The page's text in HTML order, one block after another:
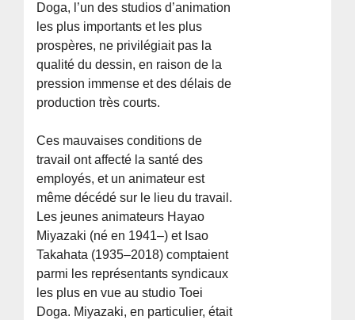
Doga, l’un des studios d’animation
les plus importants et les plus
prospères, ne privilégiait pas la
qualité du dessin, en raison de la
pression immense et des délais de
production très courts.
Ces mauvaises conditions de
travail ont affecté la santé des
employés, et un animateur est
même décédé sur le lieu du travail.
Les jeunes animateurs Hayao
Miyazaki (né en 1941–) et Isao
Takahata (1935–2018) comptaient
parmi les représentants syndicaux
les plus en vue au studio Toei
Doga. Miyazaki, en particulier, était